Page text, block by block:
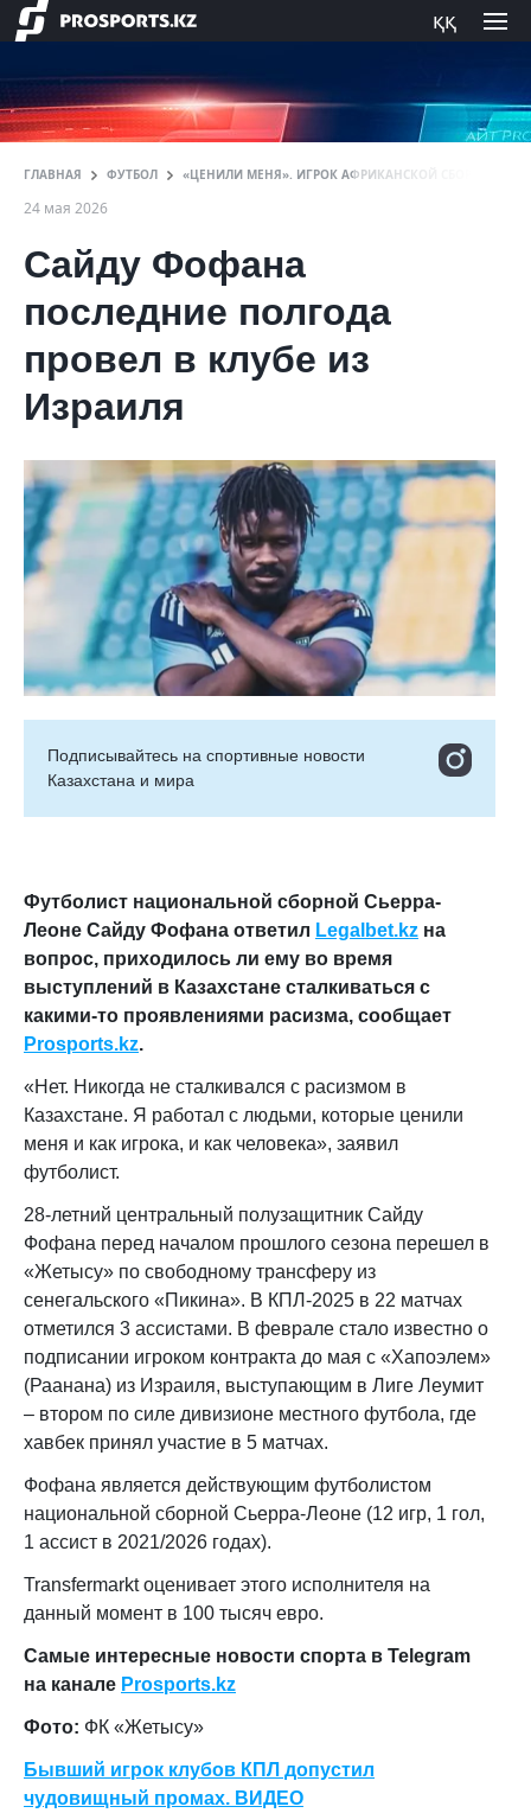
ққ
ГЛАВНАЯ ФУТБОЛ «ЦЕНИЛИ МЕНЯ». ИГРОК АФРИКАНСКОЙ СБОРНОЙ
24 мая 2026
Сайду Фофана
последние полгода
провел в клубе из
Израиля
Подписывайтесь на cпортивные новости
Казахстана и мира
Футболист национальной сборной Сьерра-
Леоне Сайду Фофана ответил Legalbet.kz на
вопрос, приходилось ли ему во время
выступлений в Казахстане сталкиваться с
какими-то проявлениями расизма, сообщает
Prosports.kz.
«Нет. Никогда не сталкивался с расизмом в
Казахстане. Я работал с людьми, которые ценили
меня и как игрока, и как человека», заявил
футболист.
28-летний центральный полузащитник Сайду
Фофана перед началом прошлого сезона перешел в
«Жетысу» по свободному трансферу из
сенегальского «Пикина». В КПЛ-2025 в 22 матчах
отметился 3 ассистами. В феврале стало известно о
подписании игроком контракта до мая с «Хапоэлем»
(Раанана) из Израиля, выступающим в Лиге Леумит
– втором по силе дивизионе местного футбола, где
хавбек принял участие в 5 матчах.
Фофана является действующим футболистом
национальной сборной Сьерра-Леоне (12 игр, 1 гол,
1 ассист в 2021/2026 годах).
Transfermarkt оценивает этого исполнителя на
данный момент в 100 тысяч евро.
Самые интересные новости спорта в Telegram
на канале Prosports.kz
Фото: ФК «Жетысу»
Бывший игрок клубов КПЛ допустил
чудовищный промах. ВИДЕО